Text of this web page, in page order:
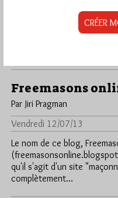
"maçonnique". Après le
déraillement du Lac-
Freemasons
Par Jiri Pragman
Vendredi 12/07/13
Le nom de ce blog,
qu'il s'agit d'un site
complètement…
CRÉER